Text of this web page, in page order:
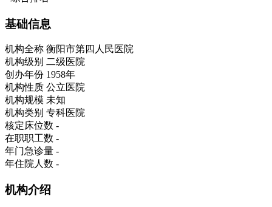
基础信息
机构全称 衡阳市第四人民医院
机构级别 二级医院
创办年份 1958年
机构性质 公立医院
机构规模 未知
机构类别 专科医院
核定床位数 -
在职职工数 -
年门急诊量 -
年住院人数 -
机构介绍